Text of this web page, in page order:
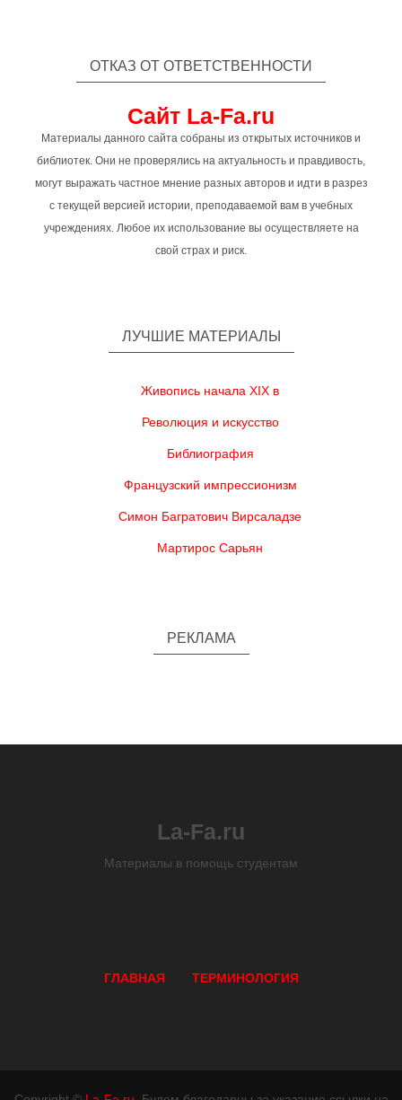
ОТКАЗ ОТ ОТВЕТСТВЕННОСТИ
Сайт La-Fa.ru
Материалы данного сайта собраны из открытых источников и
библиотек. Они не проверялись на актуальность и правдивость,
могут выражать частное мнение разных авторов и идти в разрез
с текущей версией истории, преподаваемой вам в учебных
учреждениях. Любое их использование вы осуществляете на
свой страх и риск.
ЛУЧШИЕ МАТЕРИАЛЫ
Живопись начала XIX в
Революция и искусство
Библиография
Французский импрессионизм
Симон Багратович Вирсаладзе
Мартирос Сарьян
РЕКЛАМА
La-Fa.ru
Материалы в помощь студентам
ГЛАВНАЯ ТЕРМИНОЛОГИЯ